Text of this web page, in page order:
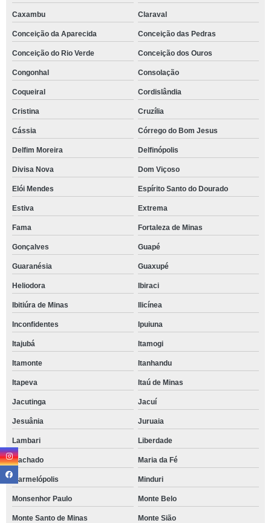
Caxambu Claraval
Conceição da Aparecida Conceição das Pedras
Conceição do Rio Verde Conceição dos Ouros
Congonhal Consolação
Coqueiral Cordislândia
Cristina Cruzília
Cássia Córrego do Bom Jesus
Delfim Moreira Delfinópolis
Divisa Nova Dom Viçoso
Elói Mendes Espírito Santo do Dourado
Estiva Extrema
Fama Fortaleza de Minas
Gonçalves Guapé
Guaranésia Guaxupé
Heliodora Ibiraci
Ibitiúra de Minas Ilicínea
Inconfidentes Ipuiuna
Itajubá Itamogi
Itamonte Itanhandu
Itapeva Itaú de Minas
Jacutinga Jacuí
Jesuânia Juruaia
Lambari Liberdade
Machado Maria da Fé
Marmelópolis Minduri
Monsenhor Paulo Monte Belo
Monte Santo de Minas Monte Sião